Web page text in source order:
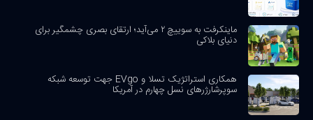
ماینکرفت به سوییچ ۲ می‌آید؛ ارتقای بصری چشمگیر برای
دنیای بلاکی
همکاری استراتژیک تسلا و EVgo جهت توسعه شبکه
سوپرشارژرهای نسل چهارم در آمریکا